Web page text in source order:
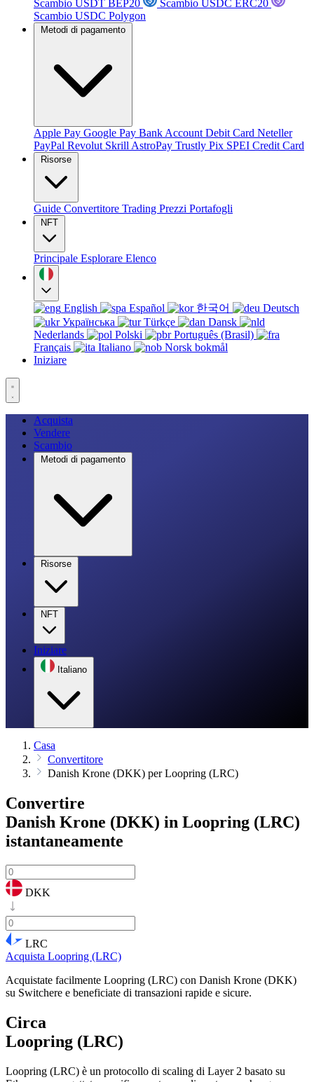
Scambio USDT BEP20
Scambio USDC ERC20
Scambio USDC Polygon
Metodi di pagamento
Apple Pay Google Pay Bank Account Debit Card Neteller
PayPal Revolut Skrill AstroPay Trustly Pix SPEI Credit Card
Risorse
Guide Convertitore Trading Prezzi Portafogli
NFT
Principale Esplorare Elenco
English Español 한국어
Deutsch
Українська
Türkçe
Dansk
Nederlands
Polski
Português (Brasil)
Français
Italiano
Norsk bokmål
Iniziare
Acquista
Vendere
Scambio
Metodi di pagamento
Risorse
NFT
Iniziare
Italiano
Casa
Convertitore
Danish Krone (DKK) per Loopring (LRC)
Convertire
Danish Krone (DKK) in Loopring (LRC)
istantaneamente
DKK
LRC
Acquista Loopring (LRC)
Acquistate facilmente Loopring (LRC) con Danish Krone (DKK)
su Switchere e beneficiate di transazioni rapide e sicure.
Circa
Loopring (LRC)
Loopring (LRC) è un protocollo di scaling di Layer 2 basato su